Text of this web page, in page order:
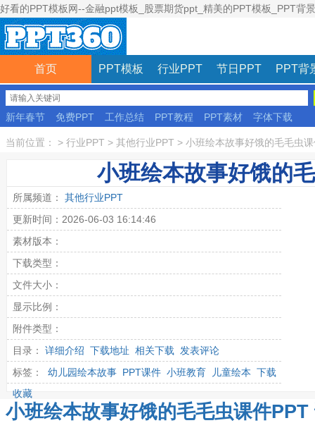
好看的PPT模板网--金融ppt模板_股票期货ppt_精美的PPT模板_PPT背
首页 PPT模板 行业PPT 节日PPT PPT背
新年春节 免费PPT 工作总结 PPT教程 PPT素材
字体下载
当前位置：
> 行业PPT > 其他行业PPT > 小班绘本故事好饿的毛毛虫
小班绘本故事好饿的
所属频道：
其他行业PPT
更新时间：2026-06-03 16:14:46
素材版本：
下载类型：
文件大小：
显示比例：
附件类型：
目录：
详细介绍 下载地址 相关下载
发表评论
标签：
幼儿园绘本故事 PPT课件 小班教育 儿童绘本 下载
收藏
小班绘本故事好饿的毛毛虫课件